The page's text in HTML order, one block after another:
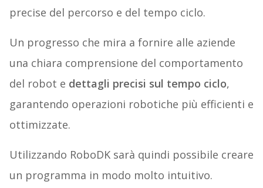
precise del percorso e del tempo ciclo.
Un progresso che mira a fornire alle aziende
una chiara comprensione del comportamento
del robot e dettagli precisi sul tempo ciclo,
garantendo operazioni robotiche più efficienti e
ottimizzate.
Utilizzando RoboDK sarà quindi possibile creare
un programma in modo molto intuitivo.